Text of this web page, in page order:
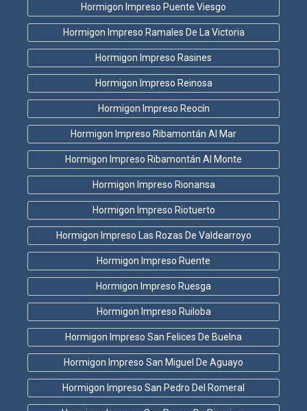
Hormigon Impreso Puente Viesgo
Hormigon Impreso Ramales De La Victoria
Hormigon Impreso Rasines
Hormigon Impreso Reinosa
Hormigon Impreso Reocín
Hormigon Impreso Ribamontán Al Mar
Hormigon Impreso Ribamontán Al Monte
Hormigon Impreso Rionansa
Hormigon Impreso Riotuerto
Hormigon Impreso Las Rozas De Valdearroyo
Hormigon Impreso Ruente
Hormigon Impreso Ruesga
Hormigon Impreso Ruiloba
Hormigon Impreso San Felices De Buelna
Hormigon Impreso San Miguel De Aguayo
Hormigon Impreso San Pedro Del Romeral